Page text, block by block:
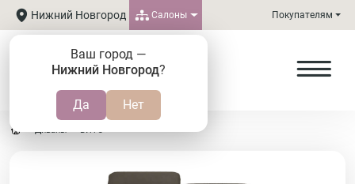
Нижний Новгород
Ваш город —
Нижний Новгород?
Салоны Покупателям
Диваны ВИТО